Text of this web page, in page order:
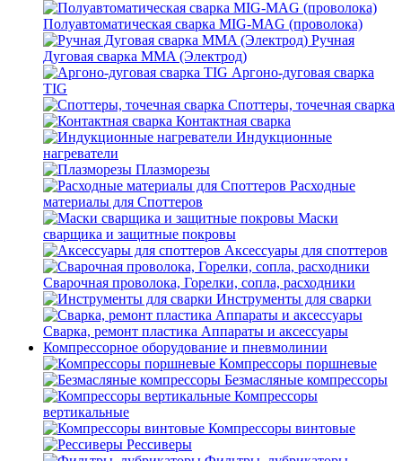
Полуавтоматическая сварка MIG-MAG (проволока)
Ручная
Дуговая сварка MMA (Электрод)
Аргоно-дуговая сварка
TIG
Споттеры, точечная сварка
Контактная сварка
Индукционные
нагреватели
Плазморезы
Расходные
материалы для Споттеров
Маски
сварщика и защитные покровы
Аксессуары для споттеров
Сварочная проволока, Горелки, сопла, расходники
Инструменты для сварки
Сварка, ремонт пластика Аппараты и аксессуары
Компрессорное оборудование и пневмолинии
Компрессоры поршневые
Безмасляные компрессоры
Компрессоры
вертикальные
Компрессоры винтовые
Рессиверы